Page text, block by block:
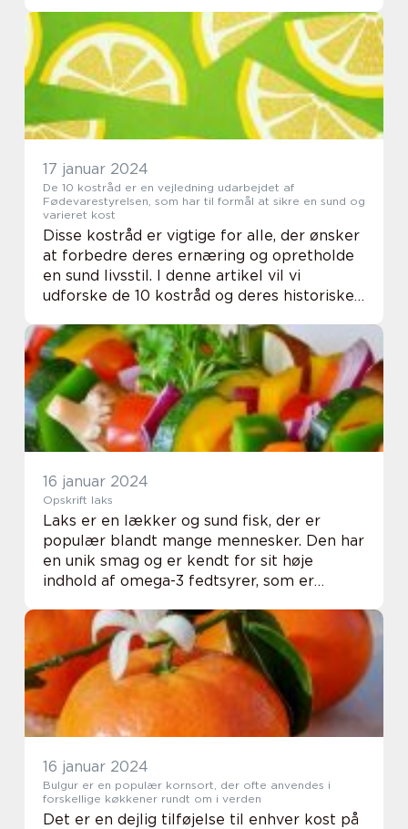
spændende og varierede madpakker til
voksne. I denne artik...
17 januar 2024
De 10 kostråd er en vejledning udarbejdet af
Fødevarestyrelsen, som har til formål at sikre en sund og
varieret kost
Disse kostråd er vigtige for alle, der ønsker
at forbedre deres ernæring og opretholde
en sund livsstil. I denne artikel vil vi
udforske de 10 kostråd og deres historiske
for, hvad der er vigtigt at vide, hv...
16 januar 2024
Opskrift laks
Laks er en lækker og sund fisk, der er
populær blandt mange mennesker. Den har
en unik smag og er kendt for sit høje
indhold af omega-3 fedtsyrer, som er
vil vi dykke ned i forskellige opskrifter med
laks o...
16 januar 2024
Bulgur er en populær kornsort, der ofte anvendes i
forskellige køkkener rundt om i verden
Det er en dejlig tilføjelse til enhver kost på